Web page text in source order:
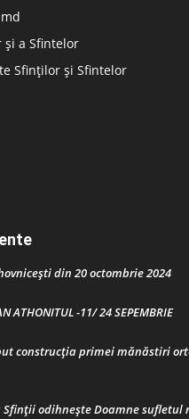
și a Sfintelor
Sfinților și Sfintelor
din 20 octombrie 2024
ATHONITUL -11/ 24 SEPEMBRIE
construcţia primei mănăstiri
Sfinții odihnește Doamne sufletul